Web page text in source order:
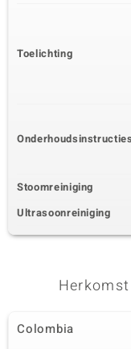
Toelichting
Onderhoudsinstructies
Stoomreiniging
Ultrasoonreiniging
Colombia